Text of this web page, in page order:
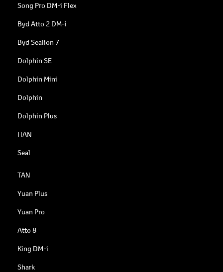
Song Pro DM-i Flex
Byd Atto 2 DM-i
Byd Sealion 7
Dolphin SE
Dolphin Mini
Dolphin
Dolphin Plus
HAN
Seal
TAN
Yuan Plus
Yuan Pro
Atto 8
King DM-i
Shark